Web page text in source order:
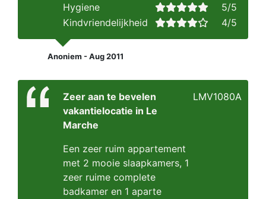
Hygiene
5/5
Kindvriendelijkheid
4/5
Anoniem - Aug 2011
Zeer aan te bevelen
vakantielocatie in Le
Marche
Een zeer ruim appartement
met 2 mooie slaapkamers, 1
zeer ruime complete
badkamer en 1 aparte
LMV1080A